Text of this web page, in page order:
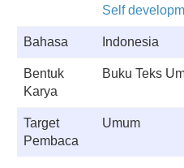
Self
Bahasa Indonesia
Bentuk
Karya
Buku Teks
Target
Pembaca
Umum